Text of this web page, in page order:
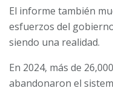
El informe también
esfuerzos del
siendo una realidad.
En 2024, más de
abandonaron el